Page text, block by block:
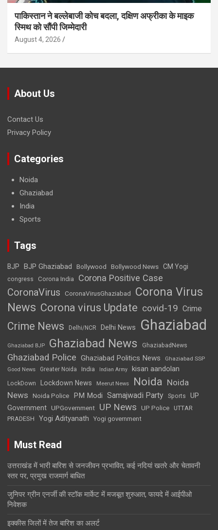
पाकिस्तान ने बल्लेबाजी कोच बदला, दक्षिण अफ्रीका के माइक
स्मिथ को सौंपी जिम्मेदारी
August 4, 2026
About Us
Contact Us
Privacy Policy
Categories
Noida
Ghaziabad
India
Sports
Tags
BJP BJP Ghaziabad Bollywood Bollywood News CM Yogi
congress Corona India Corona Positive Case
CoronaVirus CoronaVirusGhaziabad
Corona Virus
News Corona virus Update covid-19 Crime
Crime News Delhi/NCR Delhi News Ghaziabad
Ghaziabad BJP Ghaziabad News GhaziabadNews
Ghaziabad Police Ghaziabad Politics News Ghaziabad SSP
Good News Greater Noida India Indian Army kisan aandolan
LockDown Lockdown News Meerut News Noida Noida
News
Noida Police PM Modi Samajwadi Party Sports
UP
Government UPGovernment UP News UP Police
UTTAR
PRADESH
Yogi Adityanath Yogi government
Must Read
उत्तराखंड में भारी बारिश से जनजीवन प्रभावित, कई नदियां खतरे और चेतावनी
स्तर पर, प्रमुख राजमार्ग बाधित
जुनिपर ग्रीन एनर्जी की स्टॉक मार्केट में मजबूत शुरुआत, फायदे में आईपीओ
निवेशक
इक्कीस जिलों में तेज बारिश का अलर्ट